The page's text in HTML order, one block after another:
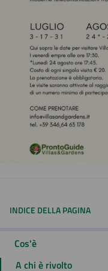
INDICE DELLA PAGINA
Cos'è
A chi è rivolto